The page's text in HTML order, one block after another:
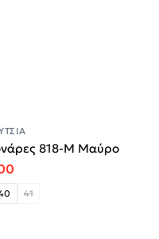
818-Μ Μαύρο
price was: €12.00.
Η τρέχουσα τιμή
41